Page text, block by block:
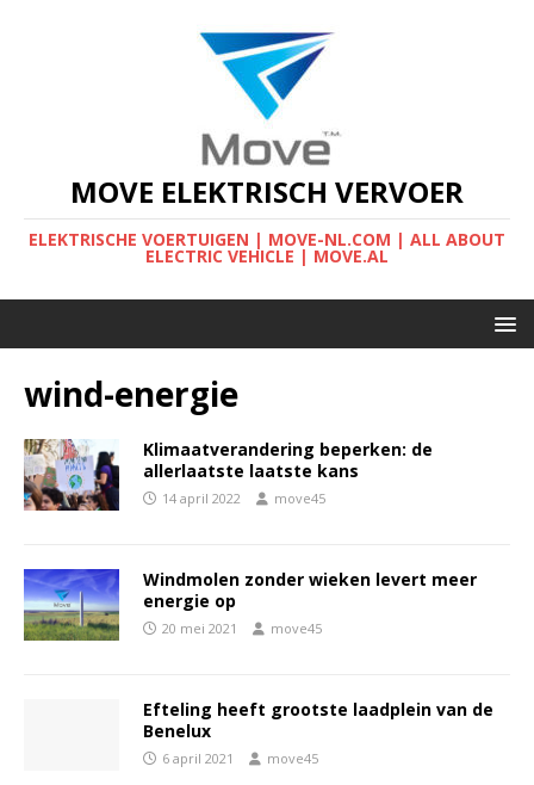
MOVE ELEKTRISCH VERVOER
ELEKTRISCHE VOERTUIGEN | MOVE-NL.COM | ALL ABOUT
ELECTRIC VEHICLE | MOVE.AL
wind-energie
Klimaatverandering beperken: de
allerlaatste laatste kans
14 april 2022 move45
Windmolen zonder wieken levert meer
energie op
20 mei 2021 move45
Efteling heeft grootste laadplein van de
Benelux
6 april 2021 move45